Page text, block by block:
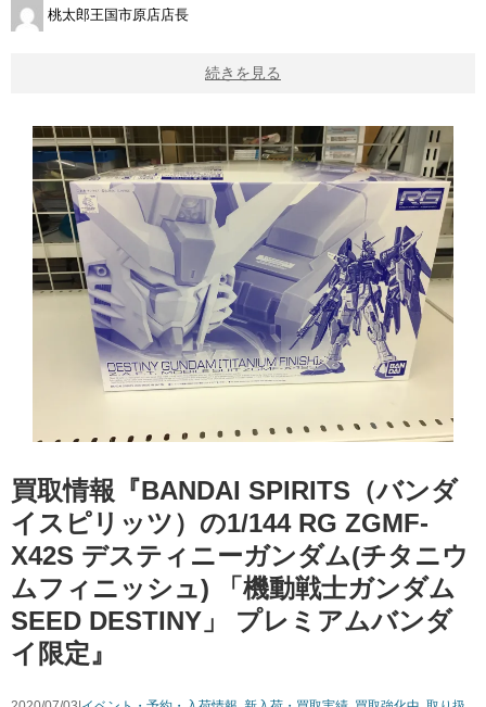
桃太郎王国市原店店長
続きを見る
買取情報『BANDAI ​SPIRITS（バンダ
イスピリッツ）の1/144 ​RG ​ZGMF-
X42S ​デスティニーガンダム(チタニウ
ムフィニッシュ) ​「機動戦士ガンダム
SEED ​DESTINY」 ​プレミアムバンダ
イ限定』